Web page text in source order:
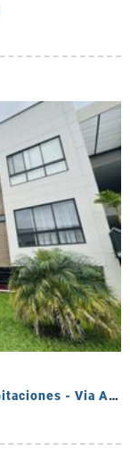
Se Vende Apartamento Campestre 2 Habitaciones - Via Al Caimo